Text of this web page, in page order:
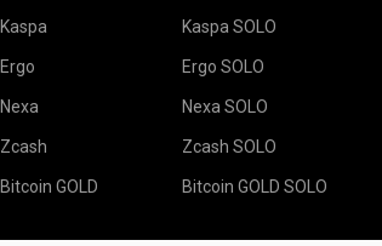
Kaspa
Ergo
Nexa
Zcash
Bitcoin GOLD
Kaspa SOLO
Ergo SOLO
Nexa SOLO
Zcash SOLO
Bitcoin GOLD SOLO